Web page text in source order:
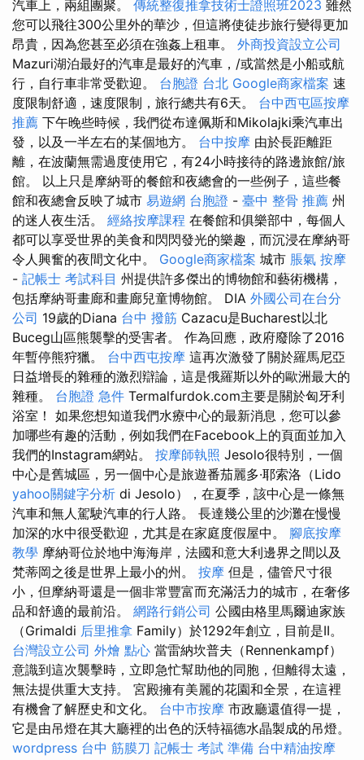
汽車上，兩組團聚。 傳統整復推拿技術士證照班2023 雖然
您可以飛往300公里外的華沙，但這將使徒步旅行變得更加
昂貴，因為您甚至必須在強姦上租車。 外商投資設立公司
Mazuri湖泊最好的汽車是最好的汽車，/或當然是小船或航
行，自行車非常受歡迎。 台胞證 台北 Google商家檔案 速
度限制舒適，速度限制，旅行總共有6天。 台中西屯區按摩
推薦 下午晚些時候，我們從布達佩斯和Mikolajki乘汽車出
發，以及一半左右的某個地方。 台中按摩 由於長距離距
離，在波蘭無需過度使用它，有24小時接待的路邊旅館/旅
館。 以上只是摩納哥的餐館和夜總會的一些例子，這些餐
館和夜總會反映了城市 易遊網 台胞證 - 臺中 整骨 推薦 州
的迷人夜生活。 經絡按摩課程 在餐館和俱樂部中，每個人
都可以享受世界的美食和閃閃發光的樂趣，而沉浸在摩納哥
令人興奮的夜間文化中。 Google商家檔案 城市 脹氣 按摩
- 記帳士 考試科目 州提供許多傑出的博物館和藝術機構，
包括摩納哥畫廊和畫廊兒童博物館。 DIA 外國公司在台分
公司 19歲的Diana 台中 撥筋 Cazacu是Bucharest以北
Buceg山區熊襲擊的受害者。 作為回應，政府廢除了2016
年暫停熊狩獵。 台中西屯按摩 這再次激發了關於羅馬尼亞
日益增長的雜種的激烈辯論，這是俄羅斯以外的歐洲最大的
雜種。 台胞證 急件 Termalfurdok.com主要是關於匈牙利
浴室！ 如果您想知道我們水療中心的最新消息，您可以參
加哪些有趣的活動，例如我們在Facebook上的頁面並加入
我們的Instagram網站。 按摩師執照 Jesolo很特別，一個
中心是舊城區，另一個中心是旅遊番茄麗多·耶索洛（Lido
yahoo關鍵字分析 di Jesolo），在夏季，該中心是一條無
汽車和無人駕駛汽車的行人路。 長達幾公里的沙灘在慢慢
加深的水中很受歡迎，尤其是在家庭度假屋中。 腳底按摩
教學 摩納哥位於地中海海岸，法國和意大利邊界之間以及
梵蒂岡之後是世界上最小的州。 按摩 但是，儘管尺寸很
小，但摩納哥還是一個非常豐富而充滿活力的城市，在奢侈
品和舒適的最前沿。 網路行銷公司 公國由格里馬爾迪家族
（Grimaldi 后里推拿 Family）於1292年創立，目前是II。
台灣設立公司 外燴 點心 當雷納坎普夫（Rennenkampf）
意識到這次襲擊時，立即急忙幫助他的同胞，但離得太遠，
無法提供重大支持。 宮殿擁有美麗的花園和全景，在這裡
有機會了解歷史和文化。 台中市按摩 市政廳還值得一提，
它是由吊燈在其大廳裡的出色的沃特福德水晶製成的吊燈。
wordpress 台中 筋膜刀 記帳士 考試 準備 台中精油按摩